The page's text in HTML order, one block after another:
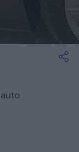
i marchi